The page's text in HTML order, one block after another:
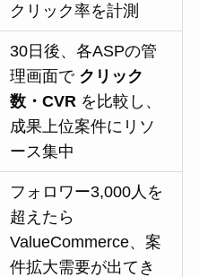
クリック率を計測
30日後、各ASPの管
理画面で クリック
数・CVR を比較し、
成果上位案件にリソ
ース集中
フォロワー3,000人を
超えたら
ValueCommerce、案
件拡大需要が出てき